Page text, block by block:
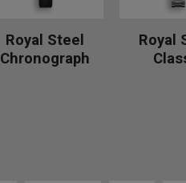
Royal Steel
Chronograph
Royal